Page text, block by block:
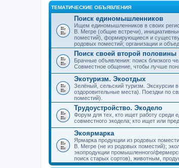
ТЕМАТИЧЕСКИЕ ОБЪЯВЛЕНИЯ
Поиск единомышленников
Ищем единомышленников в своих
В. Мегре (общие встречи),
поместий), формирующиеся и
родовых поместий; организации и
Поиск своей второй половины
Брачные объявления: поиск близкого
Совместное общение, чтобы лучше
Экотуризм. Экоотдых
Зелёный, сельский туризм. Экскурсии
оздоровительные места). Поездки по
поместий).
Трудоустройство. Экодело
Форум для тех, кто ищет работу среди
совместного экодела; кто ищет или
Экоярмарка
Ярмарка продукции из родовых
В. Мегре (не из родовых поместий);
экопродукции промышленного/
поиск старых сортов), животным,